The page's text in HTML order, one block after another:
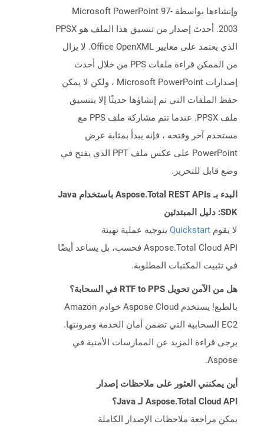
وإنشاءها بواسطة Microsoft PowerPoint 97-
2003. أحدث إصدار من تنسيق هذا الملف هو PPSX
الذي يعتمد على معايير Office OpenXML. لا يزال
من الممكن قراءة ملفات PPS من خلال أحدث
إصدارات Microsoft PowerPoint ، ولكن لا يمكن
حفظ الملفات التي تم إنشاؤها حديثًا إلا بتنسيق
ملف PPSX. عندما تتم مشاركة ملف PPS مع
مستخدم آخر وفتحه ، فإنه يبدأ بمثابة عرض
PowerPoint على عكس ملف PPT الذي يفتح في
وضع قابل للتحرير.
البدء بـ Aspose.Total REST APIs باستخدام Java
SDK: دليل المبتدئين
لا يقوم Quickstart بتوجيه عملية تهيئة
Aspose.Total Cloud API فحسب، بل يساعد أيضًا
في تثبيت المكتبات المطلوبة.
هل من الآمن تحويل RTF to PPS في السحابة؟
بالطبع! يستخدم Aspose Cloud خوادم Amazon
EC2 السحابية التي تضمن أمان الخدمة ومرونتها.
يرجى قراءة المزيد عن الممارسات الأمنية في
Aspose.
أين يمكنني العثور على ملاحظات إصدار
Aspose.Total Cloud API لـ Java؟
يمكن مراجعة ملاحظات الإصدار الكاملة